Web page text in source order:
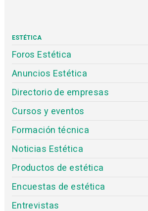
ESTÉTICA
Foros Estética
Anuncios Estética
Directorio de empresas
Cursos y eventos
Formación técnica
Noticias Estética
Productos de estética
Encuestas de estética
Entrevistas